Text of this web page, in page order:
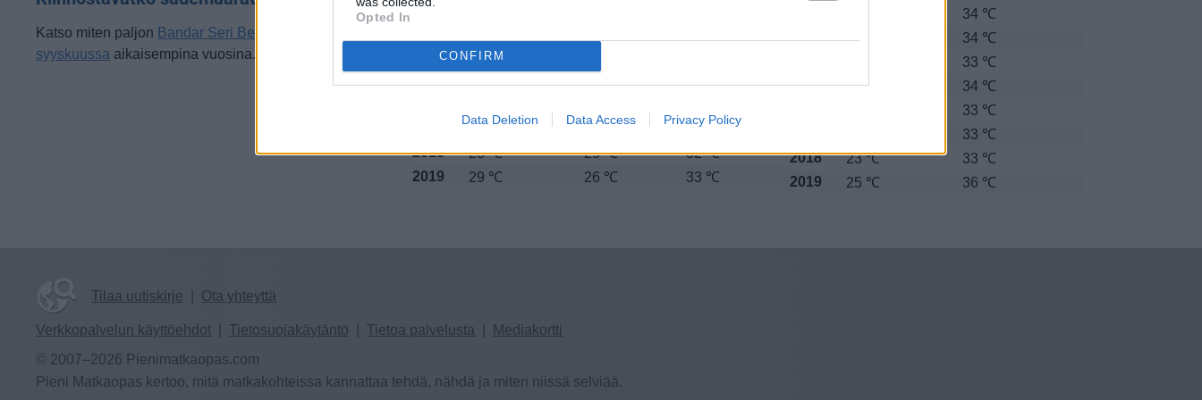
Opted In
CONFIRM
Data Deletion Data Access Privacy Policy
Katso miten paljon Bandar Seri Begawanissa on satanut
syyskuussa aikaisempina vuosina.
2012
2014
28 ℃
28 ℃ 25 ℃
31 ℃
2018
28 ℃ 25 ℃
32 ℃
2019
29 ℃ 26 ℃ 33 ℃
34 ℃
2013
23 ℃
34 ℃
33 ℃
2015
24 ℃
34 ℃
33 ℃
33 ℃
2018
23 ℃
33 ℃
2019
25 ℃ 36 ℃
Tilaa uutiskirje Ota yhteyttä
Verkkopalvelun käyttöehdot Tietosuojakäytäntö Tietoa palvelusta
Mediakortti
© 2007–2026 Pienimatkaopas.com
Pieni Matkaopas kertoo, mitä matkakohteissa kannattaa tehdä, nähdä ja miten niissä selviää.